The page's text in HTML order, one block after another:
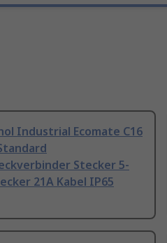
Industrial Ecomate C16
Stecker 5-
21A Kabel IP65